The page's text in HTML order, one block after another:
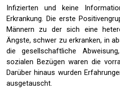
Infizierten und keine
Erkrankung. Die erste
Männern zu der sich eine
Ängste, schwer zu erkranken, in
die gesellschaftliche
sozialen Bezügen waren die
Darüber hinaus wurden
ausgetauscht.